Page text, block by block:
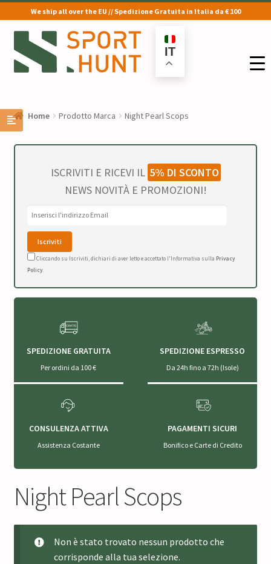
We ship all over the EU // Spedizione Gratuita in Italia da € 100
Vai
alla
navigazione
Vai
al
contenuto
IT
Home Prodotto Marca Night Pearl Scops
ISCRIVITI E RICEVI IL 5% DI SCONTO
NEWS NOVITÀ E PROMOZIONI!
Cliccando su Iscriviti, dichiari di aver letto e accettato l'Informativa sulla Privacy
Policy.
SPEDIZIONE GRATUITA
Per ordini da 100 €
SPEDIZIONE ESPRESSO
Da 24h fino a 72h (Isole)
CONSULENZA ATTIVA
Assistenza Costante
PAGAMENTI SICURI
Bonifico e Carte di Credito
Night Pearl Scops
Non è stato trovato nessun prodotto che
corrisponde alla tua selezione.